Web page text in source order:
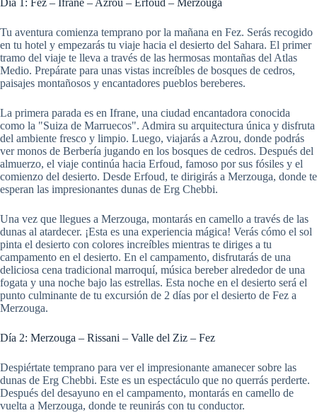
Día 1: Fez – Ifrane – Azrou – Erfoud – Merzouga
Tu aventura comienza temprano por la mañana en Fez. Serás recogido
en tu hotel y empezarás tu viaje hacia el desierto del Sahara. El primer
tramo del viaje te lleva a través de las hermosas montañas del Atlas
Medio. Prepárate para unas vistas increíbles de bosques de cedros,
paisajes montañosos y encantadores pueblos bereberes.
La primera parada es en Ifrane, una ciudad encantadora conocida
como la "Suiza de Marruecos". Admira su arquitectura única y disfruta
del ambiente fresco y limpio. Luego, viajarás a Azrou, donde podrás
ver monos de Berbería jugando en los bosques de cedros. Después del
almuerzo, el viaje continúa hacia Erfoud, famoso por sus fósiles y el
comienzo del desierto. Desde Erfoud, te dirigirás a Merzouga, donde te
esperan las impresionantes dunas de Erg Chebbi.
Una vez que llegues a Merzouga, montarás en camello a través de las
dunas al atardecer. ¡Esta es una experiencia mágica! Verás cómo el sol
pinta el desierto con colores increíbles mientras te diriges a tu
campamento en el desierto. En el campamento, disfrutarás de una
deliciosa cena tradicional marroquí, música bereber alrededor de una
fogata y una noche bajo las estrellas. Esta noche en el desierto será el
punto culminante de tu excursión de 2 días por el desierto de Fez a
Merzouga.
Día 2: Merzouga – Rissani – Valle del Ziz – Fez
Despiértate temprano para ver el impresionante amanecer sobre las
dunas de Erg Chebbi. Este es un espectáculo que no querrás perderte.
Después del desayuno en el campamento, montarás en camello de
vuelta a Merzouga, donde te reunirás con tu conductor.